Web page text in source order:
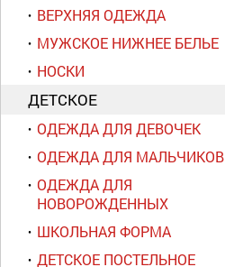
ВЕРХНЯЯ ОДЕЖДА
МУЖСКОЕ НИЖНЕЕ БЕЛЬЕ
НОСКИ
ДЕТСКОЕ
ОДЕЖДА ДЛЯ ДЕВОЧЕК
ОДЕЖДА ДЛЯ МАЛЬЧИКОВ
ОДЕЖДА ДЛЯ
НОВОРОЖДЕННЫХ
ШКОЛЬНАЯ ФОРМА
ДЕТСКОЕ ПОСТЕЛЬНОЕ